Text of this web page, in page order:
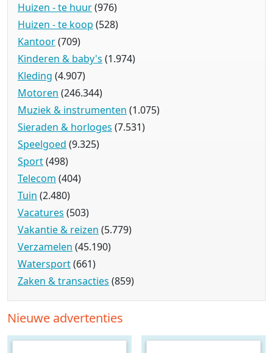
Huizen - te huur(976)
Huizen - te koop (528)
Kantoor(709)
Kinderen & baby's (1.974)
Kleding (4.907)
Motoren (246.344)
Muziek & instrumenten (1.075)
Sieraden & horloges (7.531)
Speelgoed (9.325)
Sport(498)
Telecom (404)
Tuin (2.480)
Vacatures (503)
Vakantie & reizen (5.779)
Verzamelen (45.190)
Watersport(661)
Zaken & transacties (859)
Nieuwe advertenties